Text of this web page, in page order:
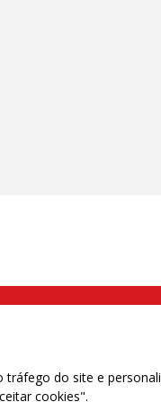
(11) 2108 9310
do site e
cookies".